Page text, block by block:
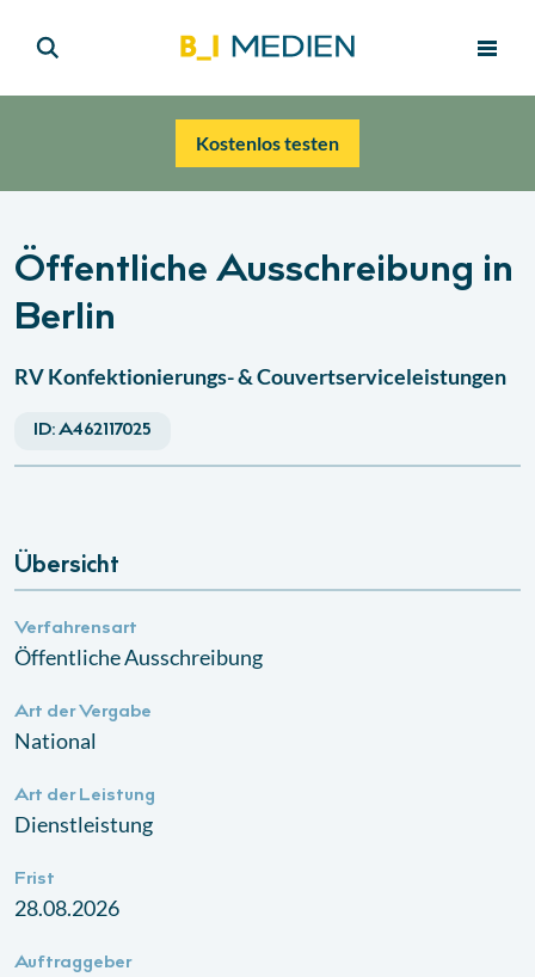
Kostenlos testen
Öffentliche Ausschreibung in
Berlin
RV Konfektionierungs- & Couvertserviceleistungen
ID:A462117025
Übersicht
Verfahrensart
Öffentliche Ausschreibung
Art der Vergabe
National
Art der Leistung
Dienstleistung
Frist
28.08.2026
Auftraggeber